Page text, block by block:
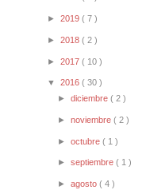
► 2019 ( 7 )
► 2018 ( 2 )
► 2017 ( 10 )
▼ 2016 ( 30 )
►diciembre( 2 )
►noviembre( 2 )
►octubre( 1 )
►septiembre( 1 )
►agosto( 4 )